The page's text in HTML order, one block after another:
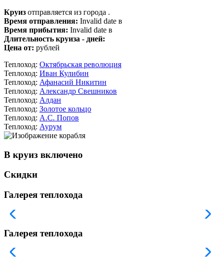
Круиз отправляется из города .
Время отправления: Invalid date в
Время прибытия: Invalid date в
Длительность круиза - дней:
Цена от: рублей
Теплоход: Октябрьская революция
Теплоход: Иван Кулибин
Теплоход: Афанасий Никитин
Теплоход: Александр Свешников
Теплоход: Алдан
Теплоход: Золотое кольцо
Теплоход: А.С. Попов
Теплоход: Аурум
В круиз включено
Скидки
Галерея теплохода
Галерея теплохода